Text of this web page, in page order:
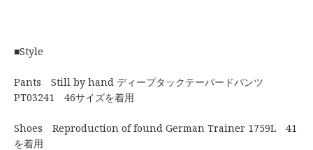
■Style
Pants Still by hand ディープタックテーパードパンツ
PT03241 46サイズを着用
Shoes Reproduction of found German Trainer 1759L 41
を着用